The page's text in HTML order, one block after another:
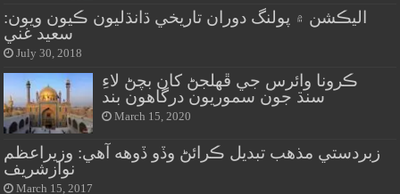
اليڪشن ۾ پولنگ دوران تاريخي ڌانڌليون ڪيون ويون:
سعيد غني
July 30, 2018
ڪرونا وائرس جي ڦهلجڻ کان بچڻ لاءِ
سنڌ جون سموريون درگاهون بند
March 15, 2020
زبردستي مذهب تبديل ڪرائڻ وڏو ڏوهه آهي: وزيراعظم
نوازشريف
March 15, 2017